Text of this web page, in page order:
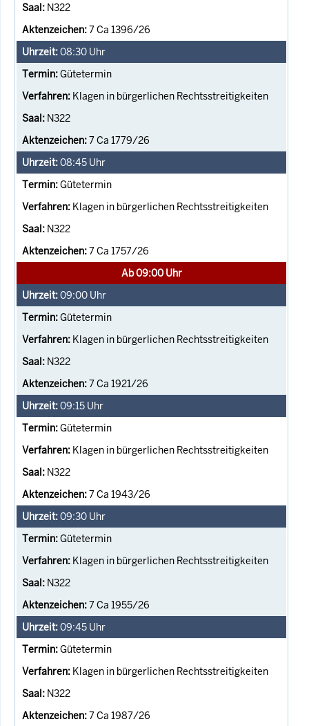
N322
7 Ca 1396/26
08:30 Uhr
Gütetermin
Klagen in bürgerlichen Rechtsstreitigkeiten
N322
7 Ca 1779/26
08:45 Uhr
Gütetermin
Klagen in bürgerlichen Rechtsstreitigkeiten
N322
7 Ca 1757/26
Ab 09:00 Uhr
09:00 Uhr
Gütetermin
Klagen in bürgerlichen Rechtsstreitigkeiten
N322
7 Ca 1921/26
09:15 Uhr
Gütetermin
Klagen in bürgerlichen Rechtsstreitigkeiten
N322
7 Ca 1943/26
09:30 Uhr
Gütetermin
Klagen in bürgerlichen Rechtsstreitigkeiten
N322
7 Ca 1955/26
09:45 Uhr
Gütetermin
Klagen in bürgerlichen Rechtsstreitigkeiten
N322
7 Ca 1987/26